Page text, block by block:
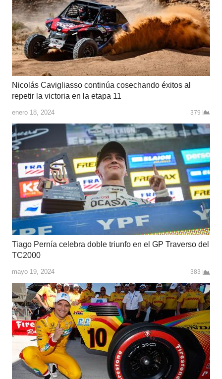
Nicolás Cavigliasso continúa cosechando éxitos al
repetir la victoria en la etapa 11
enero 18, 2024 379
Tiago Pernía celebra doble triunfo en el GP Traverso del
TC2000
mayo 19, 2024 383